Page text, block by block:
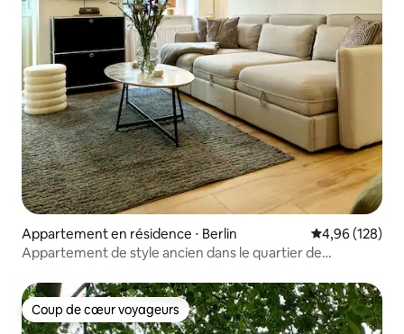
Appartement en résidence ⋅ Berlin Évaluation
4,96 (128)
Appartement de style ancien dans le quartier de
Coup de cœur voyageurs
Coup de cœur voyageurs